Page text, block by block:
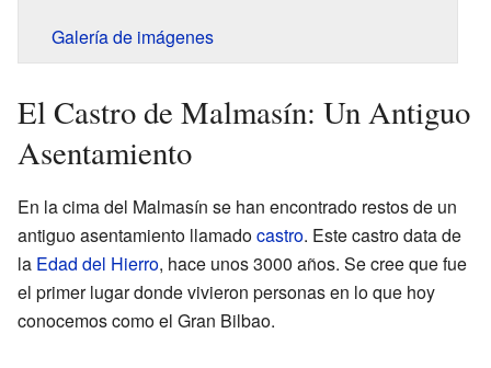
Galería de imágenes
El Castro de Malmasín: Un Antiguo
Asentamiento
En la cima del Malmasín se han encontrado restos de un
antiguo asentamiento llamadocastro. Este castro data de
la Edad del Hierro, hace unos 3000 años. Se cree que fue
el primer lugar donde vivieron personas en lo que hoy
conocemos como el Gran Bilbao.